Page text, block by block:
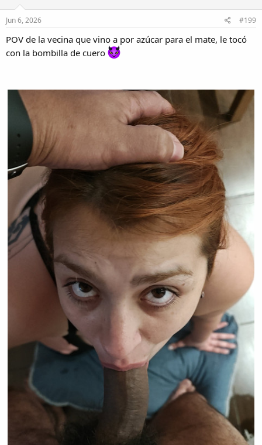
n
s
Jun 6, 2026 #199
POV de la vecina que vino a por azúcar para el mate, le tocó
con la bombilla de cuero